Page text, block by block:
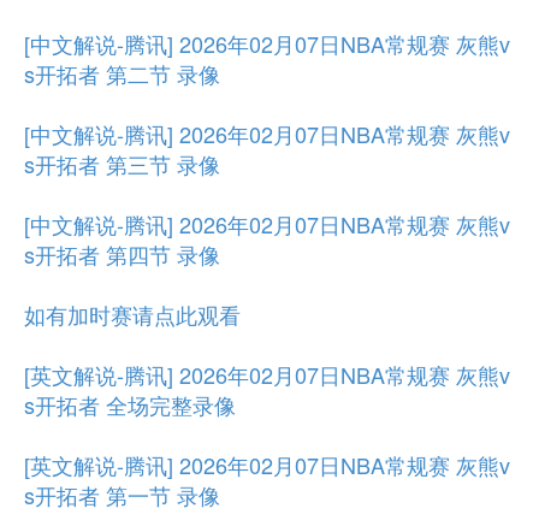
[中文解说-腾讯] 2026年02月07日NBA常规赛 灰熊v
s开拓者 第二节 录像
[中文解说-腾讯] 2026年02月07日NBA常规赛 灰熊v
s开拓者 第三节 录像
[中文解说-腾讯] 2026年02月07日NBA常规赛 灰熊v
s开拓者 第四节 录像
如有加时赛请点此观看
[英文解说-腾讯] 2026年02月07日NBA常规赛 灰熊v
s开拓者 全场完整录像
[英文解说-腾讯] 2026年02月07日NBA常规赛 灰熊v
s开拓者 第一节 录像